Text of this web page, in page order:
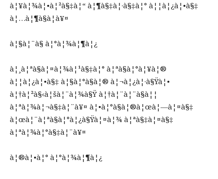
à¦¥à¦¾à¦•à¦²à§‡à¦“ à¦¶à§‡à¦·à§‡à¦° à¦¦à¦¿à¦•à§‡
à¦…à¦¶à§à¦­à¥¤
à¦§à¦¨à§ à¦°à¦¾à¦¶à¦¿
à¦¸à¦ªà§à¦¤à¦¾à¦¹à§‡à¦° à¦ªà§à¦°à¦¥à¦®
à¦¦à¦¿à¦•à§‡ à¦§à¦°à§à¦® à¦¬à¦¿à¦·à§Ÿà¦•
à¦†à¦²à§‹à¦šà¦¨à¦¾à§Ÿ à¦†à¦¨à¦¨à§à¦¦
à¦ªà¦¾à¦¬à§‡à¦¨à¥¤ à¦•à¦°à§à¦®à¦œà¦—à¦¤à§‡
à¦œà¦¨à¦ªà§à¦°à¦¿à§Ÿà¦¤à¦¾ à¦ªà§‡à¦¤à§‡
à¦ªà¦¾à¦°à§‡à¦¨à¥¤
à¦®à¦•à¦° à¦°à¦¾à¦¶à¦¿